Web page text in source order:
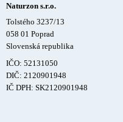
Naturzon s.r.o.
Tolstého 3237/13
058 01 Poprad
Slovenská republika
IČO: 52131050
DIČ: 2120901948
IČ DPH: SK2120901948